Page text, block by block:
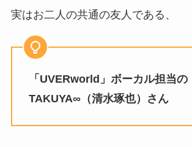
実はお二人の共通の友人である、
「UVERworld」ボーカル担当の
TAKUYA∞（清水琢也）さん